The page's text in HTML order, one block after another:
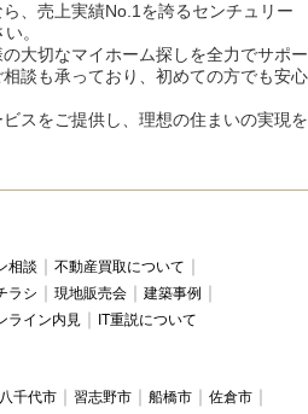
、売上実績No.1を誇るセンチュリー
。
大切なマイホーム探しを全力でサポー
談も承っており、初めての方でも安心
スをご提供し、理想の住まいの実現を
相談
不動産買取について
ラシ 現地販売会
建築事例
ライン内見 IT重説について
八千代市 習志野市 船橋市
佐倉市